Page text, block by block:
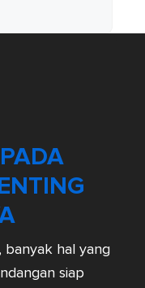
banyak hal yang
siap